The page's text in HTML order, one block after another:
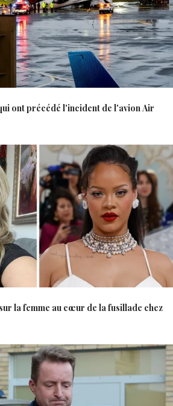
ont précédé l'incident de l'avion Air
la femme au cœur de la fusillade chez